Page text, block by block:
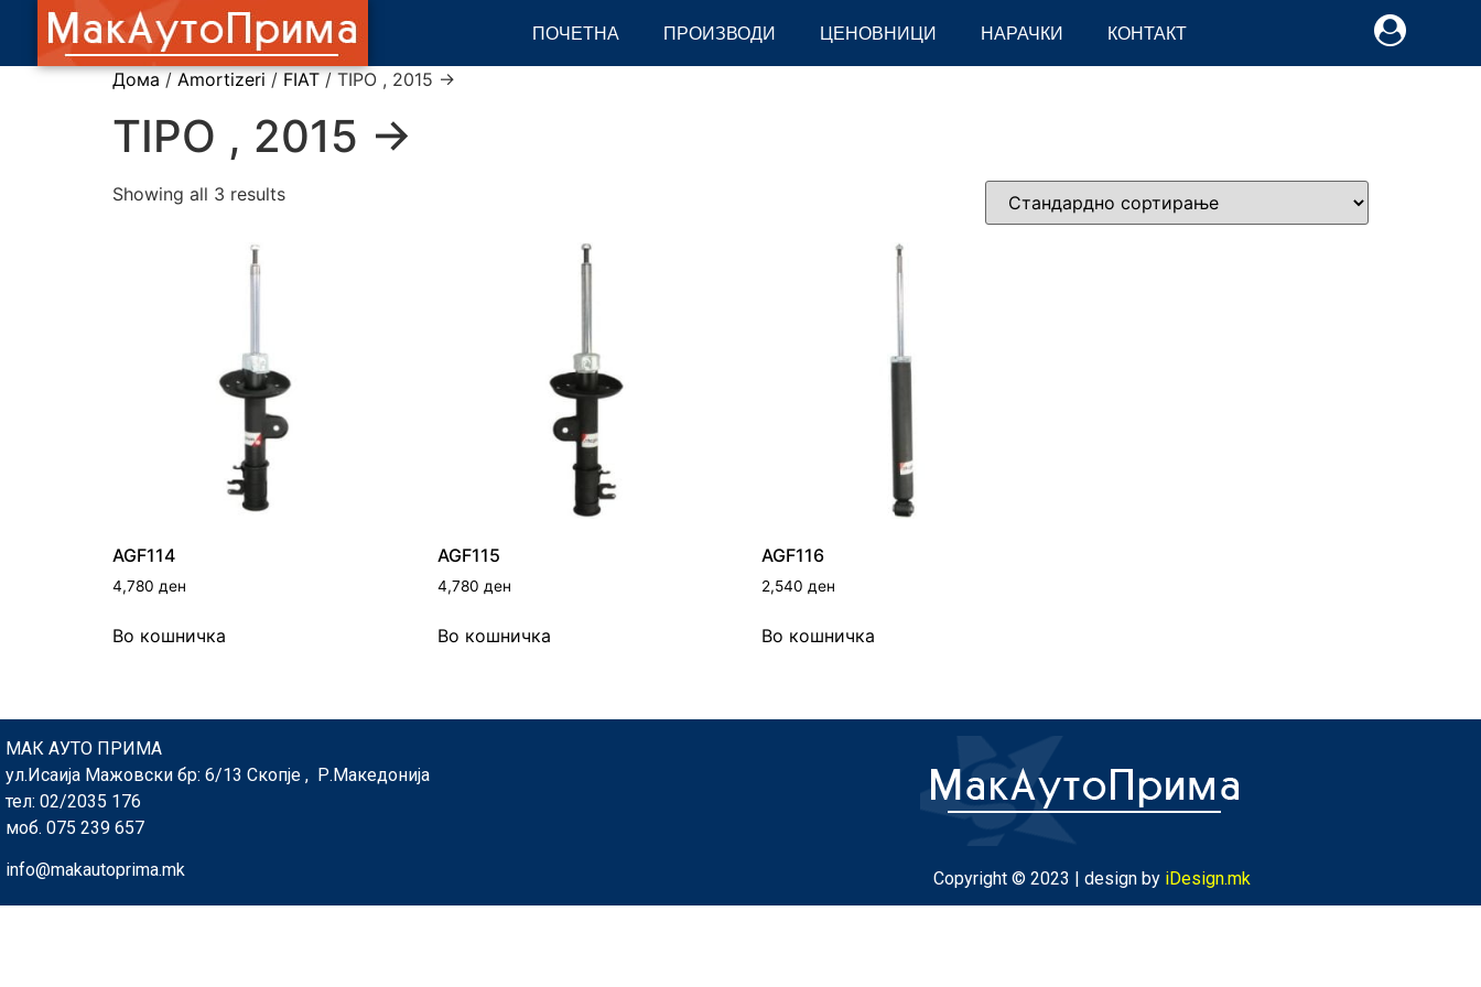
ПОЧЕТНА ПРОИЗВОДИ ЦЕНОВНИЦИ НАРАЧКИ КОНТАКТ
Дома / Amortizeri / FIAT / TIPO , 2015 ->
TIPO , 2015 ->
Showing all 3 results
AGF114
4,780 ден
Во кошничка
AGF115
4,780 ден
Во кошничка
AGF116
2,540ден
Во кошничка
МАК АУТО ПРИМА
ул.Исаија Мажовски бр: 6/13 Скопје , Р.Македонија
тел: 02/2035 176
моб. 075 239 657
info@makautoprima.mk Copyright © 2023 | design by iDesign.mk